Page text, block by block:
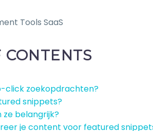
Tools SaaS
click zoekopdrachten?
snippets?
ze belangrijk?
je content voor featured